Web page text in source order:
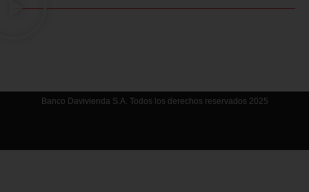
Banco Davivienda S.A. Todos los derechos reservados 2025